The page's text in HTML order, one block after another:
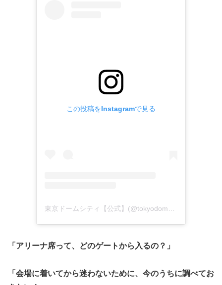
この投稿をInstagramで見る
「アリーナ席って、どのゲートから入るの？」
「会場に着いてから迷わないために、今のうちに調べてお